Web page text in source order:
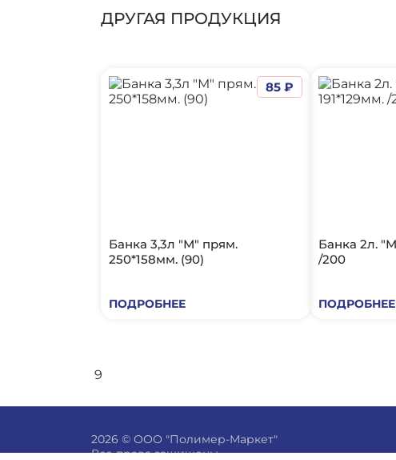
ДРУГАЯ ПРОДУКЦИЯ
Банка 3,3л "М" прям.
250*158мм. (90)
ПОДРОБНЕЕ
85 ₽
Банка 2л. "М" прям. 191*129мм.
/200
ПОДРОБНЕЕ
9
2026 © ООО "Полимер-Маркет"
Все права защищены